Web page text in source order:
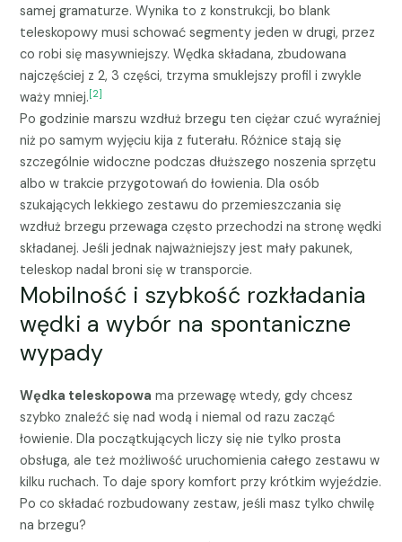
samej gramaturze. Wynika to z konstrukcji, bo blank
teleskopowy musi schować segmenty jeden w drugi, przez
co robi się masywniejszy. Wędka składana, zbudowana
najczęściej z 2, 3 części, trzyma smuklejszy profil i zwykle
waży mniej.[2]
Po godzinie marszu wzdłuż brzegu ten ciężar czuć wyraźniej
niż po samym wyjęciu kija z futerału. Różnice stają się
szczególnie widoczne podczas dłuższego noszenia sprzętu
albo w trakcie przygotowań do łowienia. Dla osób
szukających lekkiego zestawu do przemieszczania się
wzdłuż brzegu przewaga często przechodzi na stronę wędki
składanej. Jeśli jednak najważniejszy jest mały pakunek,
teleskop nadal broni się w transporcie.
Mobilność i szybkość rozkładania
wędki a wybór na spontaniczne
wypady
Wędka teleskopowa ma przewagę wtedy, gdy chcesz
szybko znaleźć się nad wodą i niemal od razu zacząć
łowienie. Dla początkujących liczy się nie tylko prosta
obsługa, ale też możliwość uruchomienia całego zestawu w
kilku ruchach. To daje spory komfort przy krótkim wyjeździe.
Po co składać rozbudowany zestaw, jeśli masz tylko chwilę
na brzegu?